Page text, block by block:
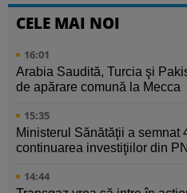
CELE MAI NOI
16:01
Arabia Saudită, Turcia şi
de apărare comună la Mecca
15:35
Ministerul Sănătăţii a semnat
continuarea investiţiilor din
14:44